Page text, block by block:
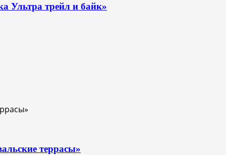
Ультра трейл и байк»
террасы»